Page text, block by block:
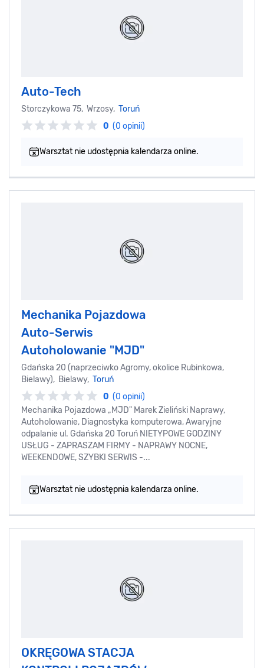
Auto-Tech
Storczykowa 75, Wrzosy, Toruń
0 (0 opinii)
Warsztat nie udostępnia kalendarza online.
Mechanika Pojazdowa
Auto-Serwis
Autoholowanie "MJD"
Gdańska 20 (naprzeciwko Agromy, okolice Rubinkowa,
Bielawy), Bielawy, Toruń
0 (0 opinii)
Mechanika Pojazdowa „MJD" Marek Zieliński Naprawy,
Autoholowanie, Diagnostyka komputerowa, Awaryjne
odpalanie ul. Gdańska 20 Toruń NIETYPOWE GODZINY
USŁUG - ZAPRASZAM FIRMY - NAPRAWY NOCNE,
WEEKENDOWE, SZYBKI SERWIS -...
Warsztat nie udostępnia kalendarza online.
OKRĘGOWA STACJA